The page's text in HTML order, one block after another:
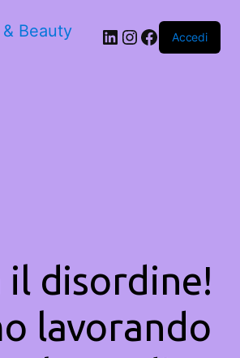
Beauty LinkedIn
Instagram
Facebook
Accedi
il disordine!
lavorando